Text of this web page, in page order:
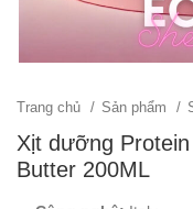
Trang chủ Sản phẩm
Xịt dưỡng
Butter 200ML